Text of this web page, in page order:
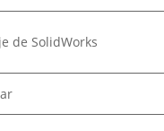
de SolidWorks